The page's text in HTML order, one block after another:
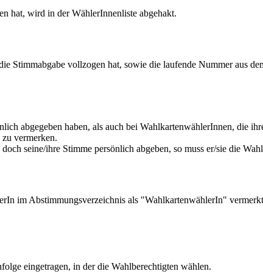
hat, wird in der WählerInnenliste abgehakt.
Stimmabgabe vollzogen hat, sowie die laufende Nummer aus
abgegeben haben, als auch bei WahlkartenwählerInnen, die
vermerken.
seine/ihre Stimme persönlich abgeben, so muss er/sie die
im Abstimmungsverzeichnis als "WahlkartenwählerIn"
eingetragen, in der die Wahlberechtigten wählen.